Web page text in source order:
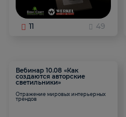
11 49
Вебинар 10.08 «Как
создаются авторские
светильники»
Отражение мировых интерьерных
трендов